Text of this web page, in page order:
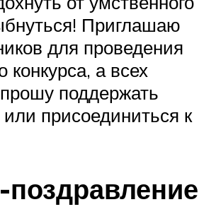
Приглашаю
для проведения
конкурса, а всех
поддержать
или присоединиться к
поздравление